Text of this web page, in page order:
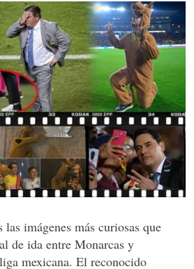
las imágenes más curiosas que
de ida entre Monarcas y
mexicana. El reconocido